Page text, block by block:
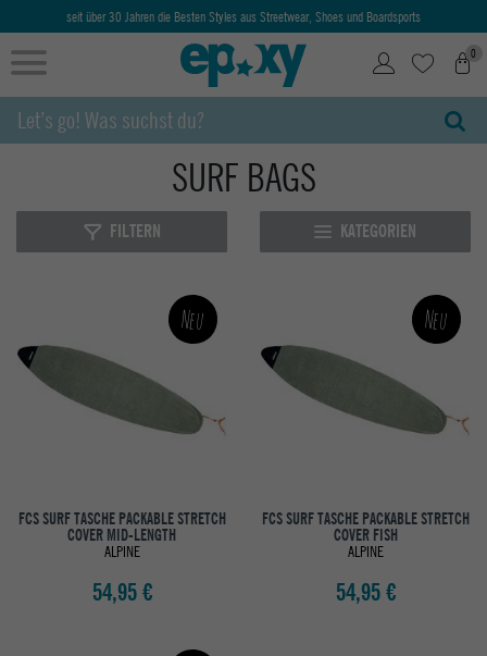
seit über 30 Jahren die Besten Styles aus Streetwear, Shoes und Boardsports
0
SURF BAGS
FILTERN KATEGORIEN
Neu
FCS SURF TASCHE PACKABLE STRETCH
COVER MID-LENGTH
ALPINE
54,95 €
Neu
FCS SURF TASCHE PACKABLE STRETCH
COVER FISH
ALPINE
54,95 €